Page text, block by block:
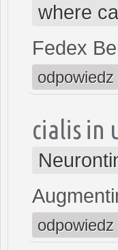
where
Fedex
odpowiedz
cialis in
odpowiedz